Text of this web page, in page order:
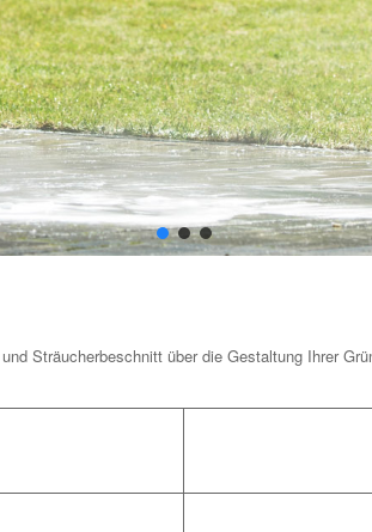
Sträucherbeschnitt über die Gestaltung Ihrer